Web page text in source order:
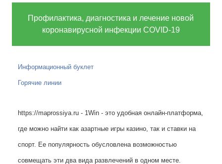
Профилактика, диагностика и лечение новой
коронавирусной инфекции COVID-19
Информационный буклет
Горячие линии
https://maprossiya.ru - 1Win - это удобная онлайн-платформа,
где можно найти как азартные игры казино, так и ставки на
спорт. Ее популярность обусловлена возможностью
совмещать эти два вида развлечений в одном месте.